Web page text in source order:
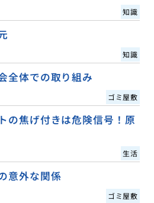
知識
知識
全体での取り組み
ゴミ屋敷
の焦げ付きは危険信号！原
生活
意外な関係
ゴミ屋敷